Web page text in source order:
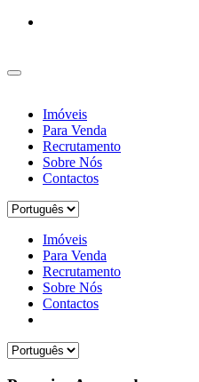
Imóveis
Para Venda
Recrutamento
Sobre Nós
Contactos
Imóveis
Para Venda
Recrutamento
Sobre Nós
Contactos